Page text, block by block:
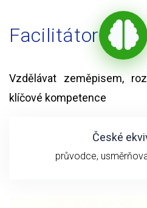
Facilitátor
Vzdělávat zeměpisem,
klíčové kompetence
České
průvodce,